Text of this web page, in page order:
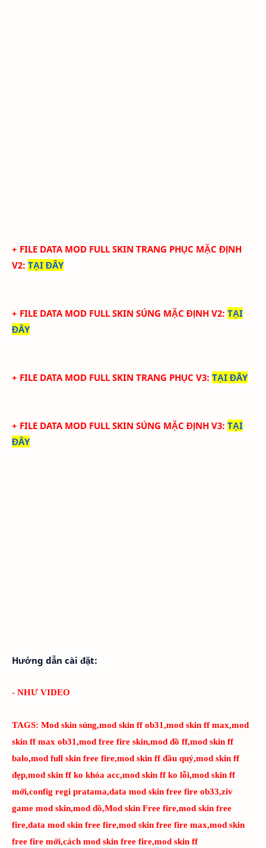
+ FILE DATA MOD FULL SKIN TRANG PHỤC MẶC ĐỊNH
V2: TẠI ĐÂY
+ FILE DATA MOD FULL SKIN SÚNG MẶC ĐỊNH V2: TẠI
ĐÂY
+ FILE DATA MOD FULL SKIN TRANG PHỤC V3: TẠI ĐÂY
+ FILE DATA MOD FULL SKIN SÚNG MẶC ĐỊNH V3: TẠI
ĐÂY
Hướng dẫn cài đặt:
- NHƯ VIDEO
TAGS: Mod skin súng,mod skin ff ob31,mod skin ff max,mod
skin ff max ob31,mod free fire skin,mod đồ ff,mod skin ff
balo,mod full skin free fire,mod skin ff đầu quỷ,mod skin ff
đẹp,mod skin ff ko khóa acc,mod skin ff ko lỗi,mod skin ff
mới,config regi pratama,data mod skin free fire ob33,ziv
game mod skin,mod đồ,Mod skin Free fire,mod skin free
fire,data mod skin free fire,mod skin free fire max,mod skin
free fire mới,cách mod skin free fire,mod skin ff